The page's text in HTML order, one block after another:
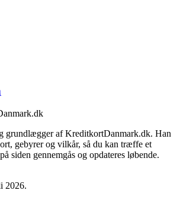
grundlægger af KreditkortDanmark.dk. Han
gebyrer og vilkår, så du kan træffe et
siden gennemgås og opdateres løbende.
2026.